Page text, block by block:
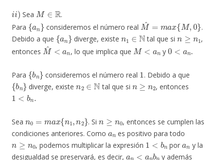
ii)
Sea
M∈ R
.
Para
{a n}
consideremos el número real
M^ {M ,0 }
.
Debido a que
{an}
diverge, existe
n 1∈N
tal que si
n≥n 1
,
entonces
M^ < an
, lo que implica que
M<
y
0 n.
Para
{b n
consideremos el número real . Debido a que
{bn}
diverge, existe
n2∈N
tal que si
n≥n 2
, entonces
1<bn.
Sea
n }
. Si
, entonces se cumplen las
condiciones anteriores. Como
a n
es positivo para todo
n≥n0
, podemos multiplicar la expresión
1<bn
por
a
y la
desigualdad se preservará, es decir,
an<a n bn
y además